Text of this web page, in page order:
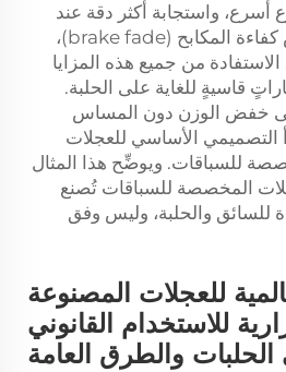
أسرع، واستجابة أكثر دقة عند
التوجيه، وتقليل انخفاض كفاءة المكابح (brake fade)،
من جميع هذه المزايا
قاسيةٍ للغاية على الحلبة.
خفض الوزن دون المساس
التصميمي الأساسي للعجلات
للسباقات. ويوضِّح هذا المثال
المخصصة للسباقات تُصنع
للسائق والحلبة، وليس وفق
للعجلات المصنوعة
للاستخدام القانوني
والطرق العامة